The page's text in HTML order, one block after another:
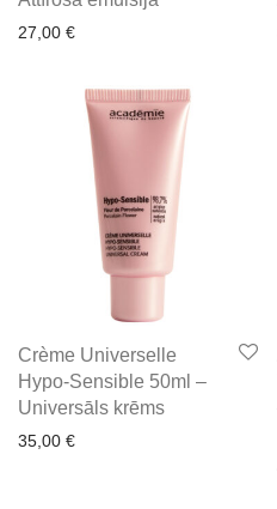
27,00 €
Crème Universelle
Hypo-Sensible 50ml –
Universāls krēms
35,00 €